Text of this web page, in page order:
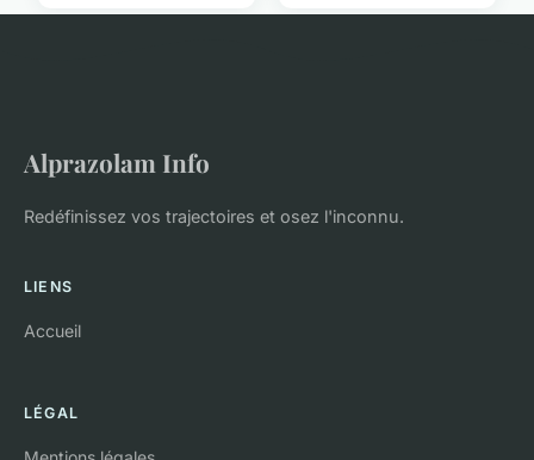
Alprazolam Info
Redéfinissez vos trajectoires et osez l'inconnu.
LIENS
Accueil
LÉGAL